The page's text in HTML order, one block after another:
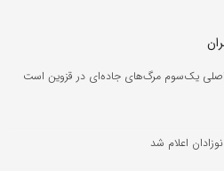
یک‌سوم مرگ‌های جاده‌ای در قزوین است
اعلام شد